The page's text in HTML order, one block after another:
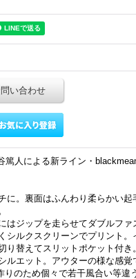
い合わせ
人による新ライン・
に。裏面はふんわり柔らかい起
はジップを走らせてダブルファ
シルクスクリーンでプリント。
り替えてスリットポケット付き
ルエット。アウターの様な感覚
のため個々で若干風合い等違